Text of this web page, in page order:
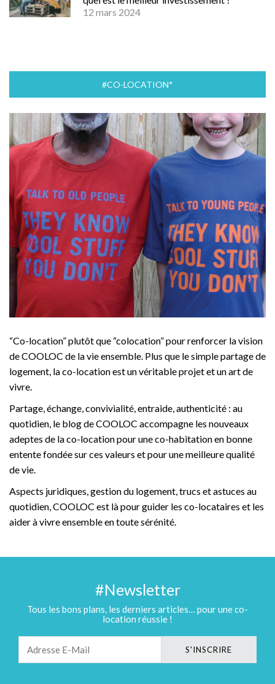
12 mars 2024
#CO-LOCATION*
“Co-location” plutôt que “colocation” pour renforcer la vision
de COOLOC de la vie ensemble. Plus que le simple partage de
logement, la co-location est un véritable projet et un art de
vivre.
Partage, échange, convivialité, entraide, authenticité : au
quotidien, le blog de COOLOC accompagne les nouveaux
adeptes de la co-location pour une co-habitation en bonne
entente fondée sur ces valeurs et pour une meilleure qualité
de vie.
Aspects juridiques, gestion du logement, trucs et astuces au
quotidien, COOLOC est là pour guider les co-locataires et les
aider à vivre ensemble en toute sérénité.
#Newsletter
Tous les bons plans, les derniers articles… pour une co-
location réussie !